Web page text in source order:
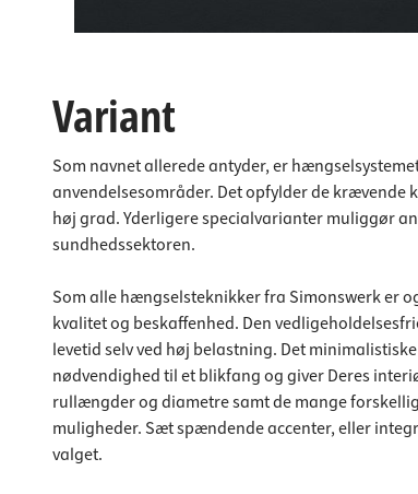
Variant
Som navnet allerede antyder, er
anvendelsesområder. Det opfylder de krævende
høj grad. Yderligere specialvarianter muliggør
sundhedssektoren.
Som alle hængselsteknikker fra Simonswerk er
kvalitet og beskaffenhed. Den
levetid selv ved høj belastning. Det
nødvendighed til et blikfang og giver Deres
rullængder og diametre samt de mange
muligheder. Sæt spændende accenter, eller
valget.